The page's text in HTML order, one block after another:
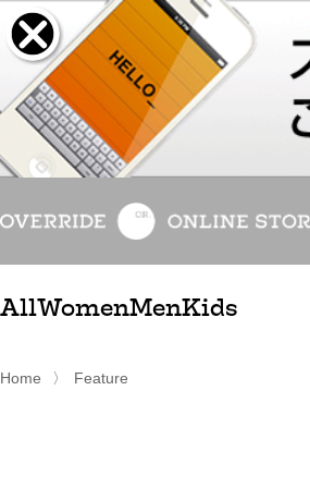
AllWomenMenKids
Home 〉 Feature